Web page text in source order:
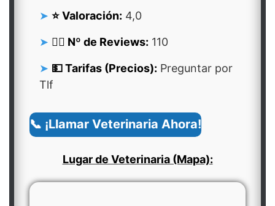
⭐ Valoración: 4,0
👍🏻 Nº de Reviews: 110
💵 Tarifas (Precios): Preguntar por
Tlf
📞 ¡Llamar Veterinaria Ahora!
Lugar de Veterinaria (Mapa):